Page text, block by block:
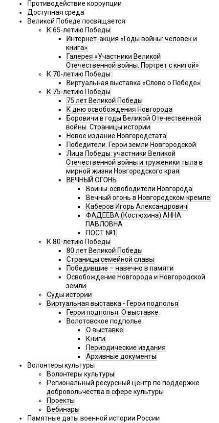
Противодействие коррупции
Доступная среда
Великой Победе посвящается
К 65-летию Победы
Интернет-акция «Годы войны: человек и
книга»
Галерея «Участники Великой
Отечественной войны: Портрет с книгой»
К 70-летию Победы:
Виртуальная выставка «Слово о Победе»
К 75-летию Победы
75 лет Великой Победы
К дню освобождения Новгорода
Боровичи в годы Великой Отечественной
войны. Страницы истории
Новое издание Новгородстата
Победители. Герои земли Новгородской
Лица Победы: участники Великой
Отечественной войны и труженики тыла в
мирной жизни Новгородского края
ВЕЧНЫЙ ОГОНЬ
Воины-освободители Новгорода
Вечный огонь в Новгородском кремле
Каберов Игорь Александрович
ФАДЕЕВА (Костюхина) АННА
ПАВЛОВНА
ПОСТ №1
К 80-летию Победы
80 лет Великой Победы
Страницы семейной славы
Победившие – навечно в памяти
Освобождение Новгорода и Новгородской
земли
Суды истории
Виртуальная выставка - Герои подполья
Герои подполья. О выставке.
Волотовское подполье
О выставке
Книги
Периодические издания
Архивные документы
Волонтеры культуры
Волонтеры культуры
Региональный ресурсный центр по поддержке
добровольчества в сфере культуры
Проекты
Вебинары
Памятные даты военной истории России